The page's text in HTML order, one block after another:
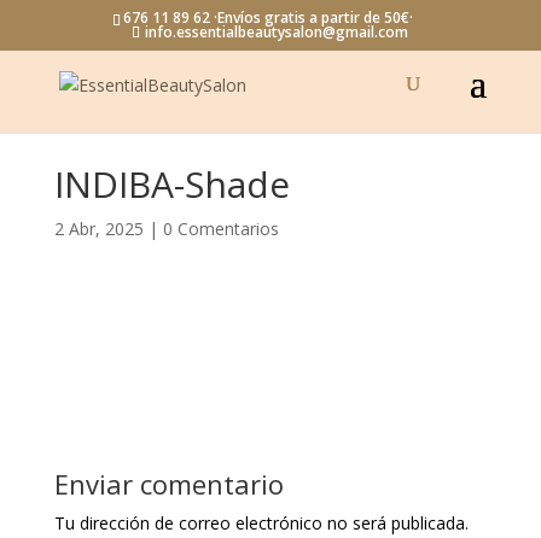
676 11 89 62 ·Envíos gratis a partir de 50€·
info.essentialbeautysalon@gmail.com
INDIBA-Shade
2 Abr, 2025 | 0 Comentarios
Enviar comentario
Tu dirección de correo electrónico no será publicada.